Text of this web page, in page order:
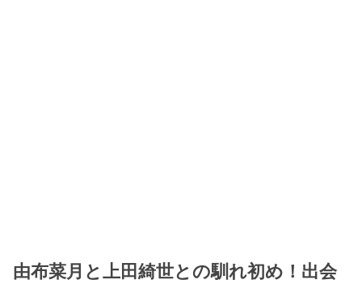
由布菜月と上田綺世との馴れ初め！出会